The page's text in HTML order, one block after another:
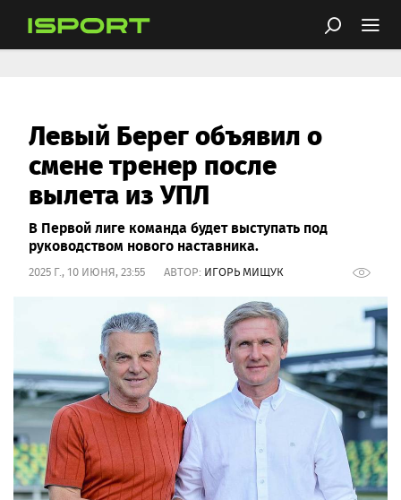
Левый Берег объявил о
смене тренер после
вылета из УПЛ
В Первой лиге команда будет выступать под
руководством нового наставника.
2025 Г., 10 ИЮНЯ, 23:55 АВТОР: ИГОРЬ МИЩУК